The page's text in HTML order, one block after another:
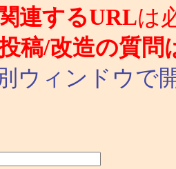
連するURLは
稿/改造の質問
ウィンドウで